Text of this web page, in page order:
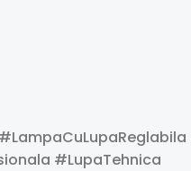
#LupaTehnica